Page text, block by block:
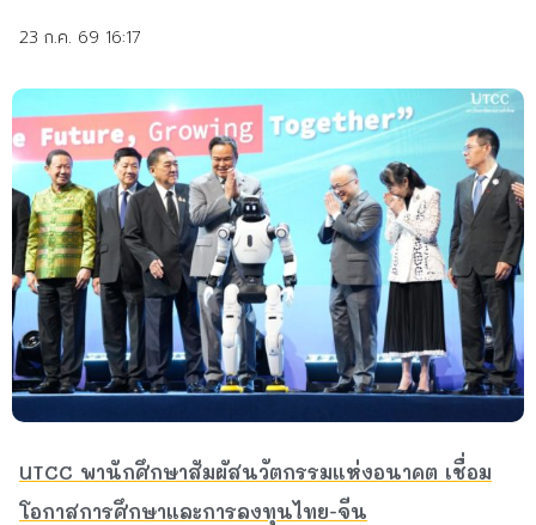
23 ก.ค. 69 16:17
UTCC พานักศึกษาสัมผัสนวัตกรรมแห่งอนาคต เชื่อม
โอกาสการศึกษาและการลงทุนไทย-จีน